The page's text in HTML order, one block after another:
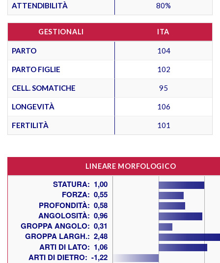
ATTENDIBILITÀ 80%
GESTIONALI ITA
PARTO 104
PARTO FIGLIE 102
CELL. SOMATICHE 95
LONGEVITÀ 106
FERTILITÀ 101
LINEARE MORFOLOGICO